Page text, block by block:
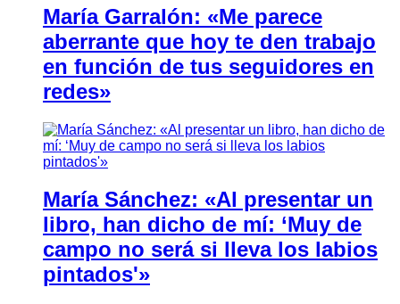
María Garralón: «Me parece
aberrante que hoy te den trabajo
en función de tus seguidores en
redes»
María Sánchez: «Al presentar un
libro, han dicho de mí: ‘Muy de
campo no será si lleva los labios
pintados'»